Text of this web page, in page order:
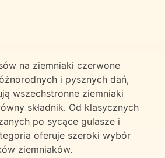
na ziemniaki czerwone
i pysznych dań,
wszechstronne ziemniaki
składnik. Od klasycznych
po sycące gulasze i
oferuje szeroki wybór
ziemniaków.